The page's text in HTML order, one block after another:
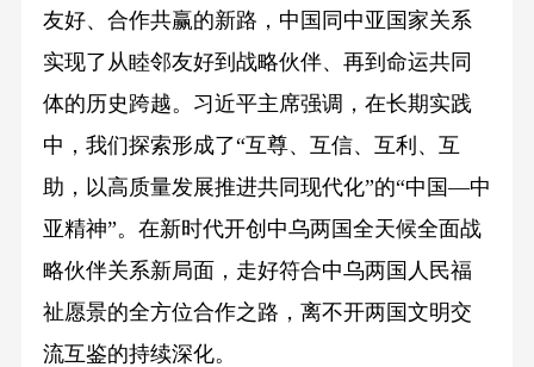
友好、合作共赢的新路，中国同中亚国家关系
实现了从睦邻友好到战略伙伴、再到命运共同
体的历史跨越。习近平主席强调，在长期实践
中，我们探索形成了“互尊、互信、互利、互
助，以高质量发展推进共同现代化”的“中国—中
亚精神”。在新时代开创中乌两国全天候全面战
略伙伴关系新局面，走好符合中乌两国人民福
祉愿景的全方位合作之路，离不开两国文明交
流互鉴的持续深化。